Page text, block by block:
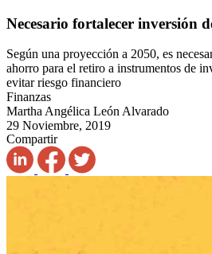
Necesario fortalecer inversión
Según una proyección a 2050, es
ahorro para el retiro a instrumentos de
evitar riesgo financiero
Finanzas
Martha Angélica León Alvarado
29 Noviembre, 2019
Compartir